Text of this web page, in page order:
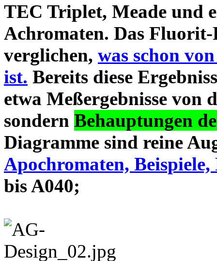
TEC Triplet, Meade und
Achromaten. Das
verglichen, was schon
ist. Bereits diese
etwa Meßergebnisse von
sondern Behauptungen
Diagramme sind reine
Apochromaten, Beispiele,
bis A040;